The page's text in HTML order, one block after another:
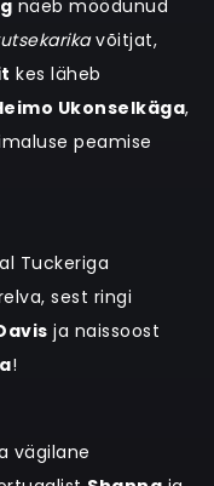
näeb möödunud
võitjat,
kes läheb
Ukonselkäga,
peamise
Tuckeriga
sest ringi
ja naissoost
!
vägilane